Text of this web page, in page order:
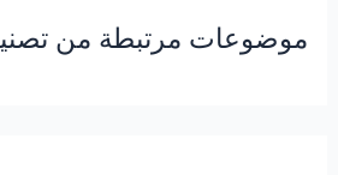
موضوعات مرتبطة من